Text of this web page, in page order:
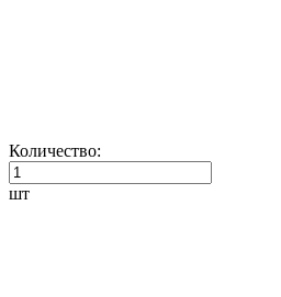
Количество:
шт